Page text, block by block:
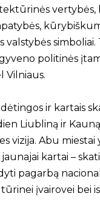
vertybės,
valstybės simboliai.
politinės
Vilniaus.
ir kartais
Liubliną ir
vizija. Abu miestai
kartai –
pagarbą
įvairovei bei